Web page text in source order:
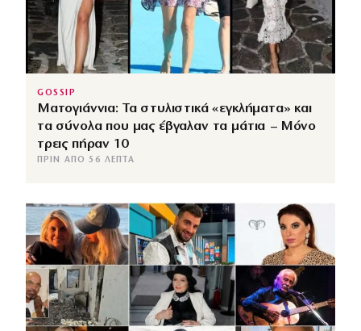
GOSSIP
Ματογιάννια: Τα στυλιστικά «εγκλήματα» και
τα σύνολα που μας έβγαλαν τα μάτια – Μόνο
τρεις πήραν 10
ΠΡΙΝ ΑΠΌ 56 ΛΕΠΤΆ